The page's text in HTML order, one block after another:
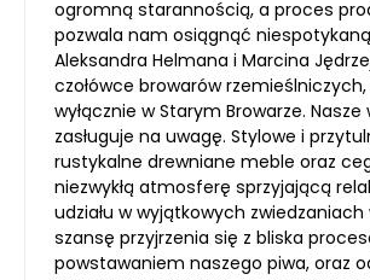
ogromną starannością, a proces
pozwala nam osiągnąć
Aleksandra Helmana i Marcina
czołówce browarów
wyłącznie w Starym Browarze.
zasługuje na uwagę. Stylowe i
rustykalne drewniane meble oraz
niezwykłą atmosferę sprzyjającą
udziału w wyjątkowych
szansę przyjrzenia się z bliska
powstawaniem naszego piwa, oraz